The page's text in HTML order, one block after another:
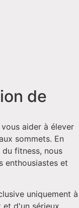
de
aider à élever
sommets. En
fitness, nous
enthousiastes et
uniquement à